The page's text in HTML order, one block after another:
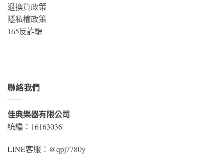
退換貨政策
隱私權政策
165反詐騙
聯絡我們
佳典樂器有限公司
統編：16163036
LINE客服： @qpj7780y